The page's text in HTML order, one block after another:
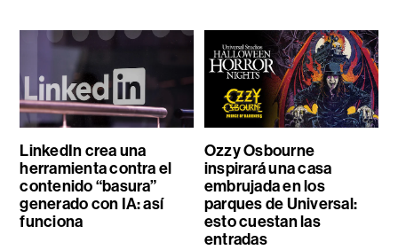
LinkedIn crea una
herramienta contra el
contenido “basura”
generado con IA: así
funciona
Ozzy Osbourne
inspirará una casa
embrujada en los
parques de Universal:
esto cuestan las
entradas